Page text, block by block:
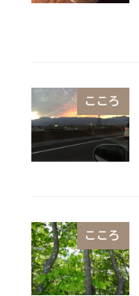
こころ
こころ